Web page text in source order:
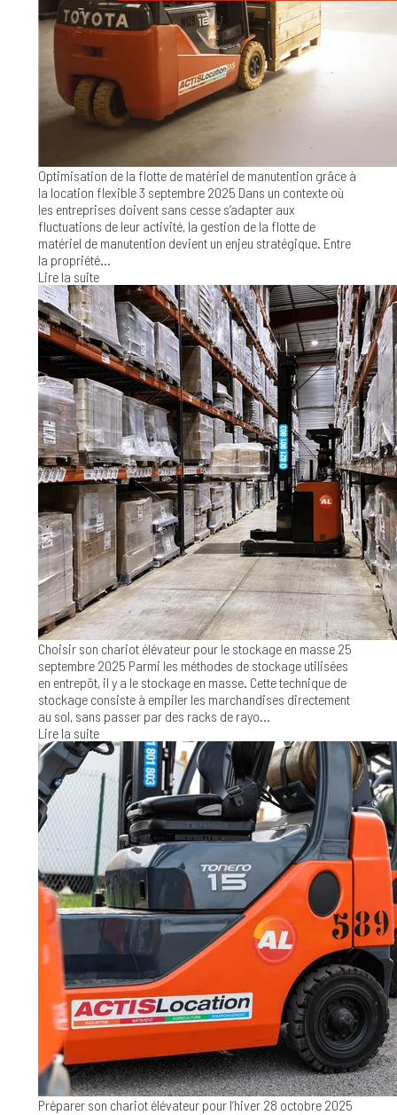
Optimisation de la flotte de matériel de manutention grâce à
la location flexible3 septembre 2025 Dans un contexte où
les entreprises doivent sans cesse s’adapter aux
fluctuations de leur activité, la gestion de la flotte de
matériel de manutention devient un enjeu stratégique. Entre
la propriété...
Lire la suite
Choisir son chariot élévateur pour le stockage en masse 25
septembre 2025 Parmi les méthodes de stockage utilisées
en entrepôt, il y a le stockage en masse. Cette technique de
stockage consiste à empiler les marchandises directement
au sol, sans passer par des racks de rayo...
Lire la suite
Préparer son chariot élévateur pour l’hiver 28 octobre 2025